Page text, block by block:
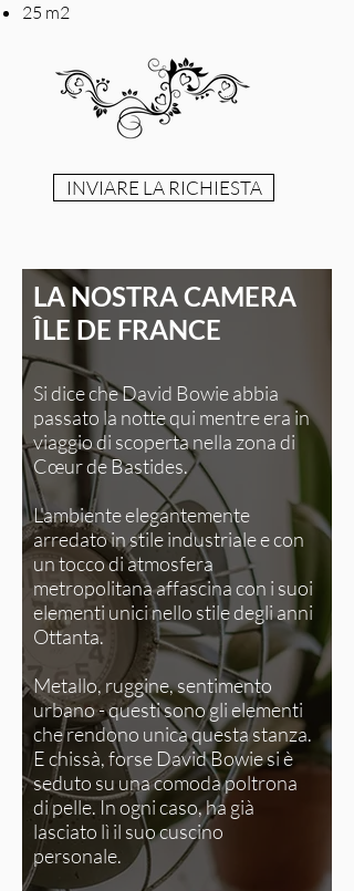
25 m2
INVIARE LA RICHIESTA
LA NOSTRA CAMERA
ÎLE DE FRANCE
Si dice che David Bowie abbia
passato la notte qui mentre era in
viaggio di scoperta nella zona di
Cœur de Bastides.
L'ambiente elegantemente
arredato in stile industriale e con
un tocco di atmosfera
metropolitana affascina con i suoi
elementi unici nello stile degli anni
Ottanta.
Metallo, ruggine, sentimento
urbano - questi sono gli elementi
che rendono unica questa stanza.
E chissà, forse David Bowie si è
seduto su una comoda poltrona
di pelle. In ogni caso, ha già
lasciato lì il suo cuscino
personale.